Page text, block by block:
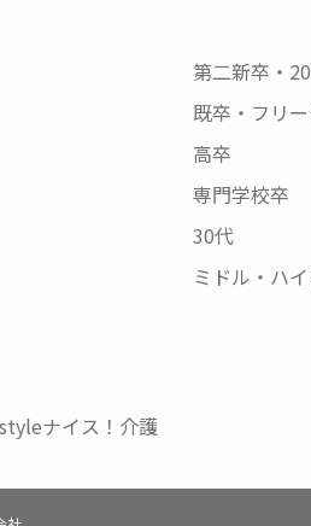
第二新卒・
既卒・フリ
高卒
専門学校卒
30代
ミドル・ハ
ナイス！介護